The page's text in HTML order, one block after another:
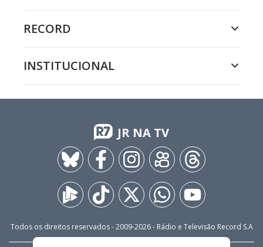
RECORD
INSTITUCIONAL
JR NA TV
Todos os direitos reservados - 2009-2026- Rádio e Televisão Record S.A